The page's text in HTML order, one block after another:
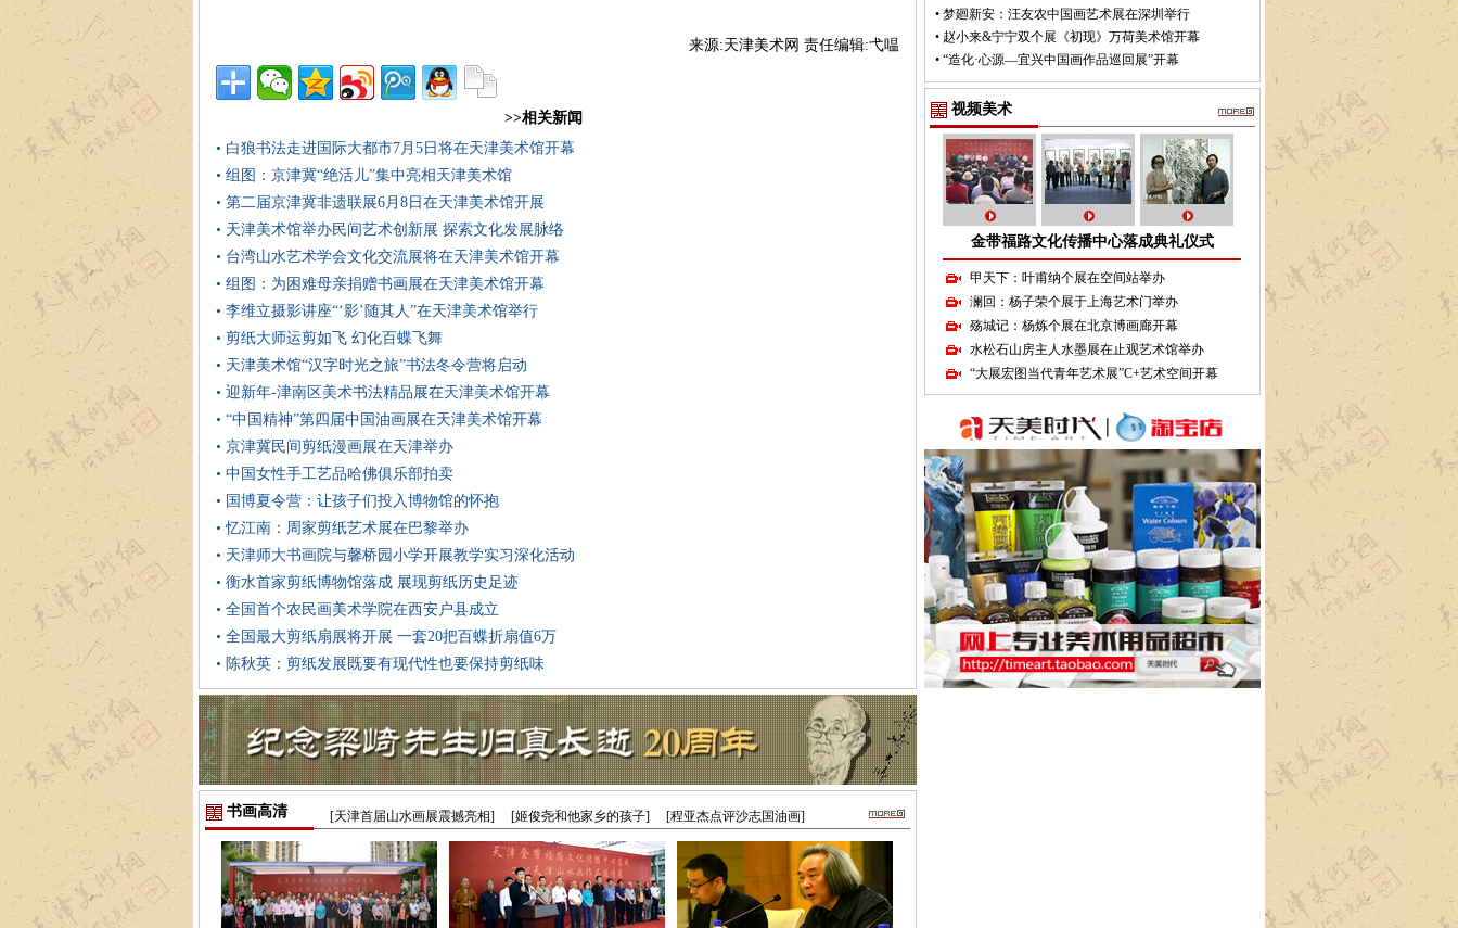
来源:天津美术网 责任编辑:弋嗢
>>相关新闻
• 白狼书法走进国际大都市7月5日将在天津美术馆开幕
• 组图：京津冀“绝活儿”集中亮相天津美术馆
• 第二届京津冀非遗联展6月8日在天津美术馆开展
• 天津美术馆举办民间艺术创新展 探索文化发展脉络
• 台湾山水艺术学会文化交流展将在天津美术馆开幕
• 组图：为困难母亲捐赠书画展在天津美术馆开幕
• 李维立摄影讲座“‘影’随其人”在天津美术馆举行
• 剪纸大师运剪如飞 幻化百蝶飞舞
• 天津美术馆“汉字时光之旅”书法冬令营将启动
• 迎新年-津南区美术书法精品展在天津美术馆开幕
• “中国精神”第四届中国油画展在天津美术馆开幕
• 京津冀民间剪纸漫画展在天津举办
• 中国女性手工艺品哈佛俱乐部拍卖
• 国博夏令营：让孩子们投入博物馆的怀抱
• 忆江南：周家剪纸艺术展在巴黎举办
• 天津师大书画院与馨桥园小学开展教学实习深化活动
• 衡水首家剪纸博物馆落成 展现剪纸历史足迹
• 全国首个农民画美术学院在西安户县成立
• 全国最大剪纸扇展将开展 一套20把百蝶折扇值6万
• 陈秋英：剪纸发展既要有现代性也要保持剪纸味
书画高清 [天津首届山水画展震撼亮相] [姬俊尧和他家乡的孩子] [程亚杰点评沙志国油画]
• 梦廻新安：汪友农中国画艺术展在深圳举行
• 赵小来&宁宁双个展《初现》万荷美术馆开幕
• “造化·心源—宜兴中国画作品巡回展”开幕
视频美术
金带福路文化传播中心落成典礼仪式
甲天下：叶甫纳个展在空间站举办
澜回：杨子荣个展于上海艺术门举办
殇城记：杨炼个展在北京博画廊开幕
水松石山房主人水墨展在止观艺术馆举办
“大展宏图当代青年艺术展”C+艺术空间开幕